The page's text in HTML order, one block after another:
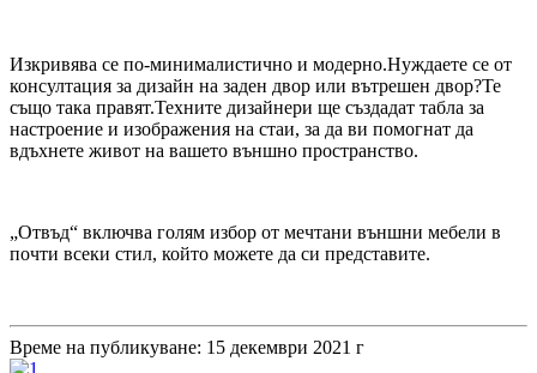
Изкривява се по-минималистично и модерно.Нуждаете се от
консултация за дизайн на заден двор или вътрешен двор?Те
също така правят.Техните дизайнери ще създадат табла за
настроение и изображения на стаи, за да ви помогнат да
вдъхнете живот на вашето външно пространство.
„Отвъд“ включва голям избор от мечтани външни мебели в
почти всеки стил, който можете да си представите.
Време на публикуване: 15 декември 2021 г